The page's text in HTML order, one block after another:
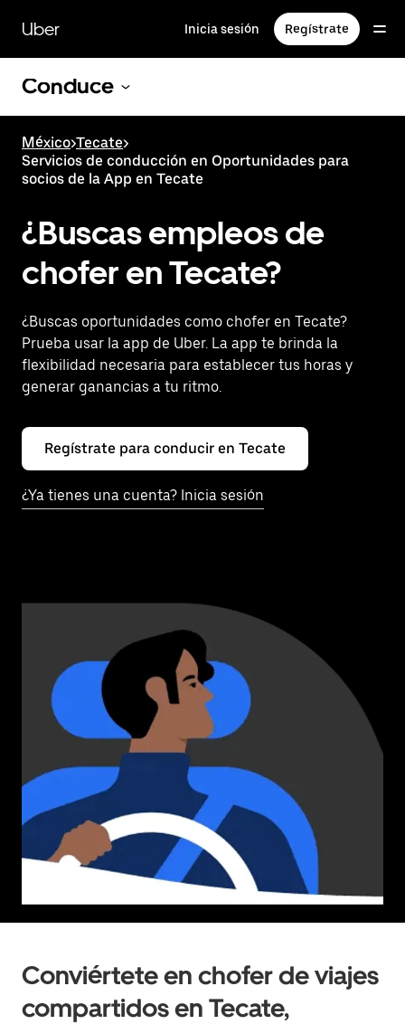
contenido
principal
Uber Inicia sesión Regístrate
Conduce
México>Tecate>
Servicios de conducción en Oportunidades para
socios de la App en Tecate
¿Buscas empleos de
chofer en Tecate?
¿Buscas oportunidades como chofer en Tecate?
Prueba usar la app de Uber. La app te brinda la
flexibilidad necesaria para establecer tus horas y
generar ganancias a tu ritmo.
Regístrate para conducir en Tecate
¿Ya tienes una cuenta? Inicia sesión
Conviértete en chofer de viajes
compartidos en Tecate,